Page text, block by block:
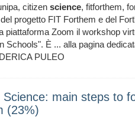
citizen science, fitforthem,
progetto FIT Forthem e del
piattaforma Zoom il workshop
Schools". È ... alla pagina
PULEO
Science: main steps to
(23%)